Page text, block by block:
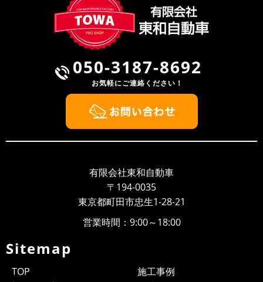
050-3187-8692
お気軽にご連絡ください！
有限会社東和自動車
〒194-0035
東京都町田市忠生1-28-21
営業時間：9:00～18:00
Sitemap
TOP
施工事例